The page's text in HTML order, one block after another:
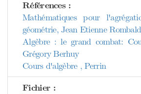
Références :
Mathématiques pour
géométrie, Jean Etienne
Algèbre : le grand combat:
Grégory Berhuy
Cours d'algèbre , Perrin
Fichier :